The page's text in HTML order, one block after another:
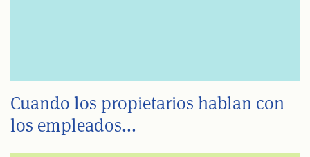
Cuando los propietarios hablan con
los empleados...